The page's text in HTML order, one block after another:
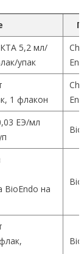
5,2 мл/
упак
1 флакон
ЕЭ/мл
BioEndo на